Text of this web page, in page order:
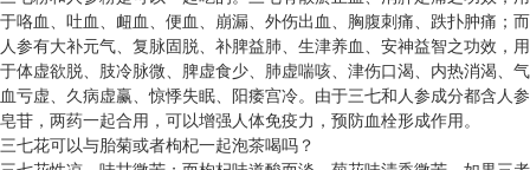
于咯血、吐血、衄血、便血、崩漏、外伤出血、胸腹刺痛、跌扑肿痛；而
人参有大补元气、复脉固脱、补脾益肺、生津养血、安神益智之功效，用
于体虚欲脱、肢冷脉微、脾虚食少、肺虚喘咳、津伤口渴、内热消渴、气
血亏虚、久病虚赢、惊悸失眠、阳痿宫冷。由于三七和人参成分都含人参
皂苷，两药一起合用，可以增强人体免疫力，预防血栓形成作用。
三七花可以与胎菊或者枸杞一起泡茶喝吗？